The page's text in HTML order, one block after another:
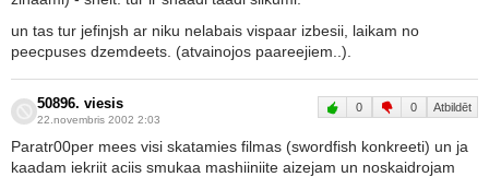
un tas tur jefinjsh ar niku nelabais vispaar izbesii, laikam no
peecpuses dzemdeets. (atvainojos paareejiem..).
50896. viesis
22.novembris 2002 2:03
0 0 Atbildēt
Paratr00per mees visi skatamies filmas (swordfish konkreeti) un ja
kaadam iekriit aciis smukaa mashiiniite aizejam un noskaidrojam